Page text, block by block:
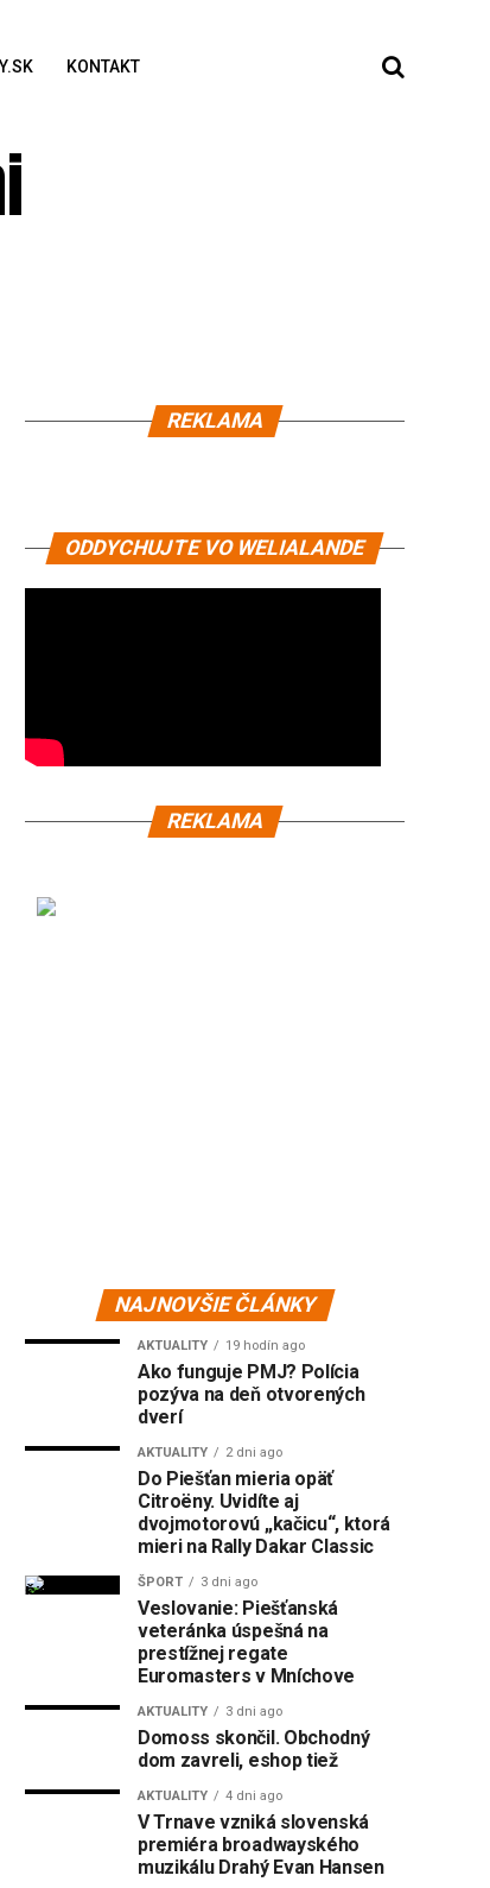
KONTAKT
REKLAMA
ODDYCHUJTE VO WELIALANDE
REKLAMA
NAJNOVŠIE ČLÁNKY
AKTUALITY 19 hodín ago
Ako funguje PMJ? Polícia
pozýva na deň otvorených
dverí
AKTUALITY 2 dni ago
Do Piešťan mieria opäť
Citroëny. Uvidíte aj
dvojmotorovú „kačicu“, ktorá
mieri na Rally Dakar Classic
ŠPORT 3 dni ago
Veslovanie: Piešťanská
veteránka úspešná na
prestížnej regate
Euromasters v Mníchove
AKTUALITY 3 dni ago
Domoss skončil. Obchodný
dom zavreli, eshop tiež
AKTUALITY 4 dni ago
V Trnave vzniká slovenská
premiéra broadwayského
muzikálu Drahý Evan Hansen